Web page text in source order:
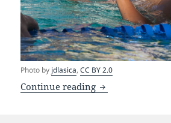
Photo by jdlasica,CC BY 2.0
Continue reading Sun Yang fyrst